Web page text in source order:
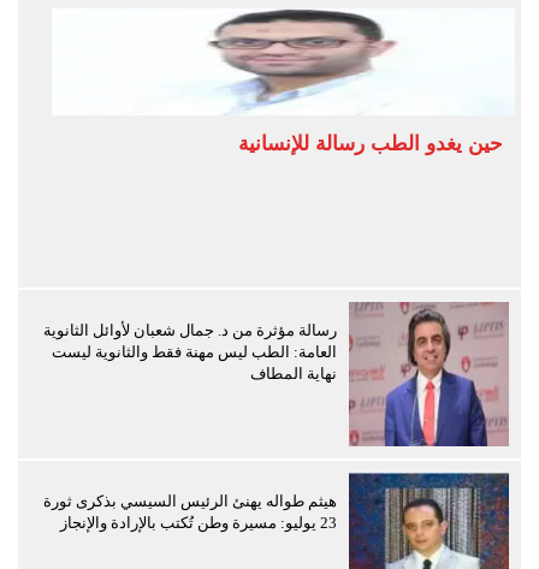
حين يغدو الطب رسالة للإنسانية
رسالة مؤثرة من د. جمال شعبان لأوائل الثانوية
العامة: الطب ليس مهنة فقط والثانوية ليست
نهاية المطاف
هيثم طواله يهنئ الرئيس السيسي بذكرى ثورة
23 يوليو: مسيرة وطن تُكتب بالإرادة والإنجاز